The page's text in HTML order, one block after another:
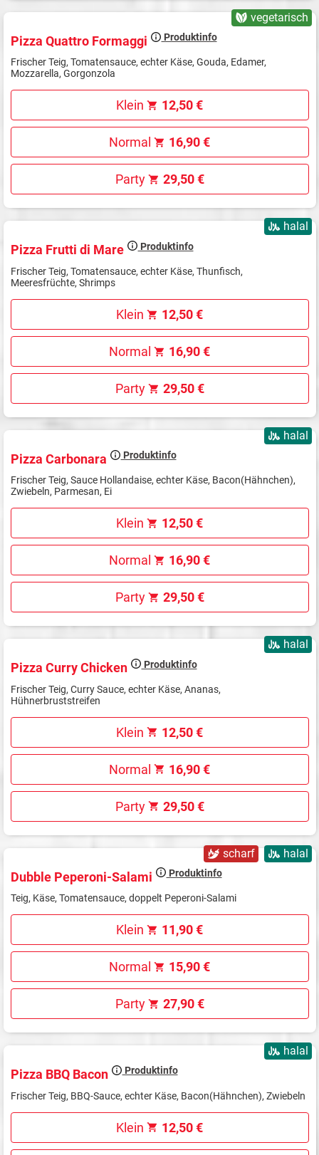
vegetarisch
Pizza Quattro Formaggi Produktinfo
Frischer Teig, Tomatensauce, echter Käse, Gouda, Edamer,
Mozzarella, Gorgonzola
Klein 12,50 €
Normal 16,90 €
Party 29,50 €
halal
Pizza Frutti di Mare Produktinfo
Frischer Teig, Tomatensauce, echter Käse, Thunfisch,
Meeresfrüchte, Shrimps
Klein 12,50 €
Normal 16,90 €
Party 29,50 €
halal
Pizza Carbonara Produktinfo
Frischer Teig, Sauce Hollandaise, echter Käse, Bacon(Hähnchen),
Zwiebeln, Parmesan, Ei
Klein 12,50 €
Normal 16,90 €
Party 29,50 €
halal
Pizza Curry Chicken Produktinfo
Frischer Teig, Curry Sauce, echter Käse, Ananas,
Hühnerbruststreifen
Klein 12,50 €
Normal 16,90 €
Party 29,50 €
scharf halal
Dubble Peperoni-Salami Produktinfo
Teig, Käse, Tomatensauce, doppelt Peperoni-Salami
Klein 11,90 €
Normal 15,90 €
Party 27,90 €
halal
Pizza BBQ Bacon Produktinfo
Frischer Teig, BBQ-Sauce, echter Käse, Bacon(Hähnchen), Zwiebeln
Klein 12,50 €